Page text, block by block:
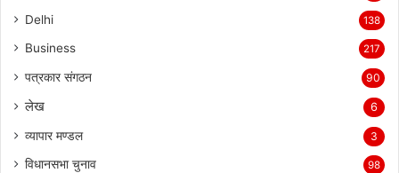
Delhi 138
Business 217
पत्रकार संगठन 90
लेख 6
व्यापार मण्डल 3
विधानसभा चुनाव 98